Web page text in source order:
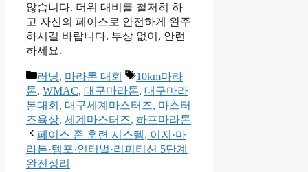
않습니다. 더위 대비를 철저히 하
고 자신의 페이스로 안전하게 완주
하시길 바랍니다. 부상 없이, 안런
하세요.
카
테
고
리
러닝, 마라톤 대회
태
그
10km마라
톤, WMAC, 대구마라톤, 대구마라
톤대회 , 대구세계마스터즈, 마스터
즈육상, 세계마스터즈, 하프마라톤
페이스 존 훈련 시스템, 이지·마
라톤·템포·인터벌·리피티션 5단계
완전정리